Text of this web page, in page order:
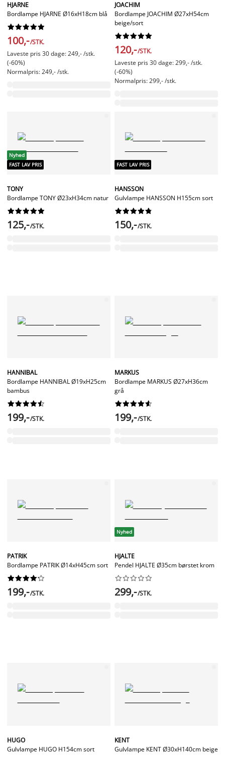
HJARNE
Bordlampe HJARNE Ø16xH18cm blå






100,-/STK.
Laveste pris 30 dage: 249,- /stk.
(-60%)
Normalpris: 249,- /stk.
JOACHIM
Bordlampe JOACHIM Ø27xH54cm
beige/sort






120,-/STK.
Laveste pris 30 dage: 299,- /stk.
(-60%)
Normalpris: 299,- /stk.
Nyhed
FAST LAV PRIS
TONY
Bordlampe TONY Ø23xH34cm natur






125,-/STK.
FAST LAV PRIS
HANSSON
Gulvlampe HANSSON H155cm sort






150,-/STK.
HANNIBAL
Bordlampe HANNIBAL Ø19xH25cm
bambus






199,-/STK.
MARKUS
Bordlampe MARKUS Ø27xH36cm
grå






199,-/STK.
PATRIK
Bordlampe PATRIK Ø14xH45cm sort






199,-/STK.
Nyhed
HJALTE
Pendel HJALTE Ø35cm børstet krom






299,-/STK.
HUGO
Gulvlampe HUGO H154cm sort
KENT
Gulvlampe KENT Ø30xH140cm beige